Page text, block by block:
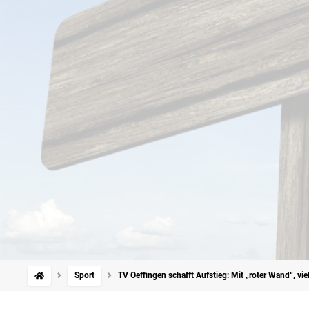
Sport TV Oeffingen schafft Aufstieg: Mit „roter Wand“,